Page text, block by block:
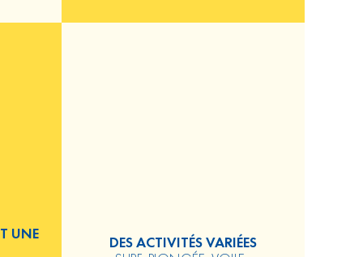
UNE
DES ACTIVITÉS VARIÉES